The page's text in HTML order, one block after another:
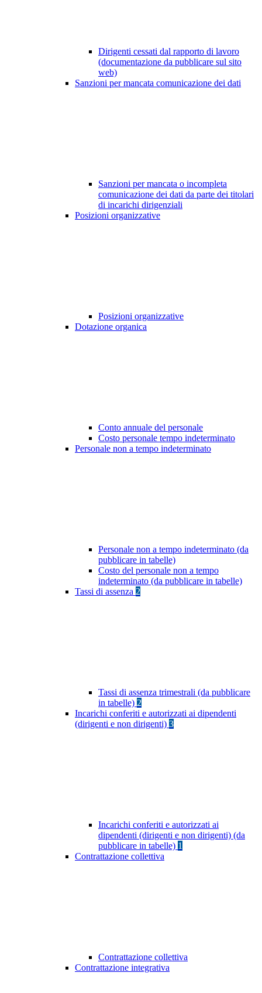
Dirigenti cessati dal rapporto di lavoro
(documentazione da pubblicare sul sito
web)
Sanzioni per mancata comunicazione dei dati
Sanzioni per mancata o incompleta
comunicazione dei dati da parte dei titolari
di incarichi dirigenziali
Posizioni organizzative
Posizioni organizzative
Dotazione organica
Conto annuale del personale
Costo personale tempo indeterminato
Personale non a tempo indeterminato
Personale non a tempo indeterminato (da
pubblicare in tabelle)
Costo del personale non a tempo
indeterminato (da pubblicare in tabelle)
Tassi di assenza 2
Tassi di assenza trimestrali (da pubblicare
in tabelle) 2
Incarichi conferiti e autorizzati ai dipendenti
(dirigenti e non dirigenti) 3
Incarichi conferiti e autorizzati ai
dipendenti (dirigenti e non dirigenti) (da
pubblicare in tabelle) 1
Contrattazione collettiva
Contrattazione collettiva
Contrattazione integrativa